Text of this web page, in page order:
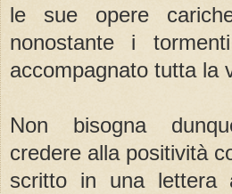
le sue opere
nonostante i
accompagnato tutta la
Non bisogna
credere alla positività
scritto in una lettera